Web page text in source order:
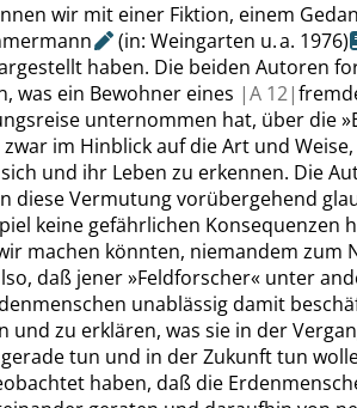
wir mit einer Fiktion, einem
(in: Weingarten u. a. 1976)
haben. Die beiden Autoren
was ein Bewohner eines |A 12|
unternommen hat, über die»
im Hinblick auf die Art und
und ihr Leben zu erkennen. Die
diese Vermutung vorübergehend
keine gefährlichen Konsequenzen
machen könnten, niemandem zum
daß jener»Feldforscher« unter
unablässig damit
und zu erklären, was sie in der
tun und in der Zukunft tun
haben, daß die